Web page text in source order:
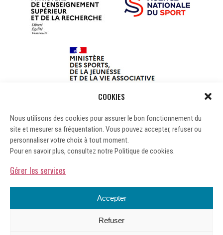
COOKIES
Nous utilisons des cookies pour assurer le bon fonctionnement du
site et mesurer sa fréquentation. Vous pouvez accepter, refuser ou
personnaliser votre choix à tout moment.
Pour en savoir plus, consultez notre Politique de cookies.
Gérer les services
Accepter
Refuser